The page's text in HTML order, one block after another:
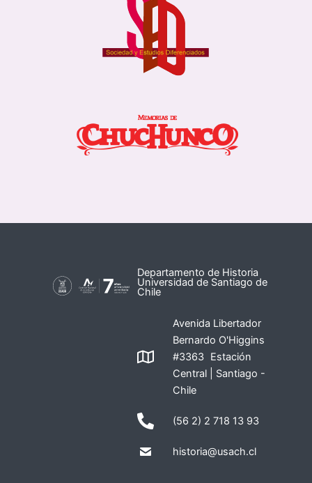
Departamento de Historia
Universidad de Santiago de
Chile
Avenida Libertador
Bernardo O'Higgins
#3363 Estación
Central | Santiago -
Chile
(56 2) 2 718 13 93
historia@usach.cl